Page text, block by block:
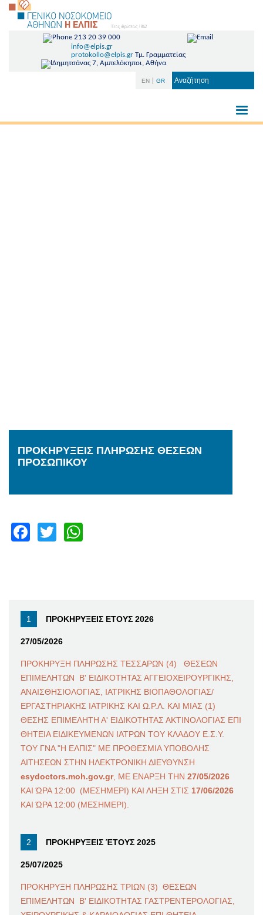
213 20 39 000
info@elpis.gr
protokollo@elpis.grΤμ. Γραμματείας
Δημητσάνας 7, Αμπελόκηποι, Αθήνα
EN GR
ΠΡΟΚΗΡΥΞΕΙΣ ΠΛΗΡΩΣΗΣ ΘΕΣΕΩΝ
ΠΡΟΣΩΠΙΚΟΥ
Facebook
Twitter
ΠΡΟΚΗΡΥΞΕΙΣ ΕΤΟΥΣ 2026
27/05/2026
ΠΡΟΚΗΡΥΞΗ ΠΛΗΡΩΣΗΣ ΤΕΣΣΑΡΩΝ (4) ΘΕΣΕΩΝ
ΕΠΙΜΕΛΗΤΩΝ Β' ΕΙΔΙΚΟΤΗΤΑΣ ΑΓΓΕΙΟΧΕΙΡΟΥΡΓΙΚΗΣ,
ΑΝΑΙΣΘΗΣΙΟΛΟΓΙΑΣ, ΙΑΤΡΙΚΗΣ ΒΙΟΠΑΘΟΛΟΓΙΑΣ/
ΕΡΓΑΣΤΗΡΙΑΚΗΣ ΙΑΤΡΙΚΗΣ ΚΑΙ Ω.Ρ.Λ. ΚΑΙ ΜΙΑΣ (1)
ΘΕΣΗΣ ΕΠΙΜΕΛΗΤΗ Α' ΕΙΔΙΚΟΤΗΤΑΣ ΑΚΤΙΝΟΛΟΓΙΑΣ ΕΠΙ
ΘΗΤΕΙΑ ΕΙΔΙΚΕΥΜΕΝΩΝ ΙΑΤΡΩΝ ΤΟΥ ΚΛΑΔΟΥ Ε.Σ.Υ.
ΤΟΥ ΓΝΑ "Η ΕΛΠΙΣ" ΜΕ ΠΡΟΘΕΣΜΙΑ ΥΠΟΒΟΛΗΣ
ΑΙΤΗΣΕΩΝ ΣΤΗΝ ΗΛΕΚΤΡΟΝΙΚΗ ΔΙΕΥΘΥΝΣΗ
esydoctors.moh.gov.gr, ΜΕ ΕΝΑΡΞΗ ΤΗΝ 27/05/2026
ΚΑΙ ΏΡΑ 12:00 (ΜΕΣΗΜΕΡΙ) ΚΑΙ ΛΗΞΗ ΣΤΙΣ 17/06/2026
ΚΑΙ ΏΡΑ 12:00 (ΜΕΣΗΜΕΡΙ).
ΠΡΟΚΗΡΥΞΕΙΣ ΈΤΟΥΣ 2025
25/07/2025
ΠΡΟΚΗΡΥΞΗ ΠΛΗΡΩΣΗΣ ΤΡΙΩΝ (3) ΘΕΣΕΩΝ
ΕΠΙΜΕΛΗΤΩΝ Β' ΕΙΔΙΚΟΤΗΤΑΣ ΓΑΣΤΡΕΝΤΕΡΟΛΟΓΙΑΣ,